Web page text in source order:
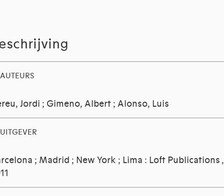
AUTEURS
Jordi ; Gimeno, Albert ; Alonso, Luis
UITGEVER
; Madrid ; New York ; Lima : Loft Publications ,